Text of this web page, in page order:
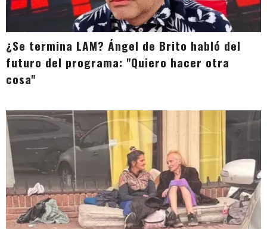
¿Se termina LAM? Ángel de Brito habló del
futuro del programa: "Quiero hacer otra
cosa"